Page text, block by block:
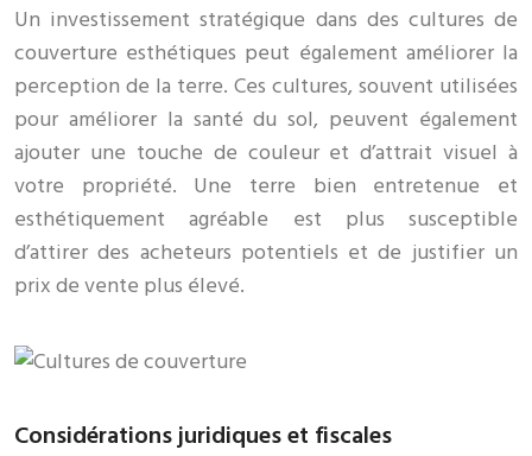
Un investissement stratégique dans des cultures de
couverture esthétiques peut également améliorer la
perception de la terre. Ces cultures, souvent utilisées
pour améliorer la santé du sol, peuvent également
ajouter une touche de couleur et d’attrait visuel à
votre propriété. Une terre bien entretenue et
esthétiquement agréable est plus susceptible
d’attirer des acheteurs potentiels et de justifier un
prix de vente plus élevé.
Considérations juridiques et fiscales